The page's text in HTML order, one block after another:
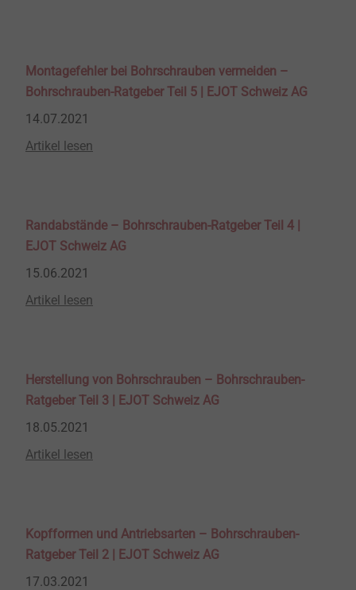
Montagefehler bei Bohrschrauben vermeiden –
Bohrschrauben-Ratgeber Teil 5 | EJOT Schweiz AG
14.07.2021
Artikel lesen
Randabstände – Bohrschrauben-Ratgeber Teil 4 |
EJOT Schweiz AG
15.06.2021
Artikel lesen
Herstellung von Bohrschrauben – Bohrschrauben-
Ratgeber Teil 3 | EJOT Schweiz AG
18.05.2021
Artikel lesen
Kopfformen und Antriebsarten – Bohrschrauben-
Ratgeber Teil 2 | EJOT Schweiz AG
17.03.2021